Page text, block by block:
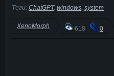
Теги: ChatGPT, windows system
XenoMorph 618 0